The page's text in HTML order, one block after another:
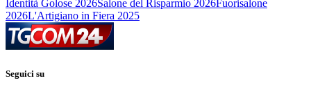
Identità Golose 2026Salone del Risparmio 2026Fuorisalone
2026L'Artigiano in Fiera 2025
Seguici su